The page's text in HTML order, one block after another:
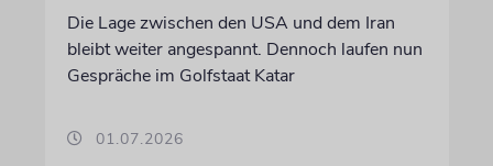
Die Lage zwischen den USA und dem Iran
bleibt weiter angespannt. Dennoch laufen nun
Gespräche im Golfstaat Katar
01.07.2026